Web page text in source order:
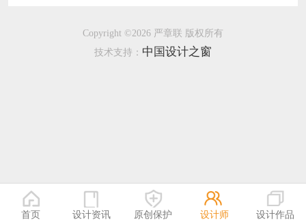
Copyright ©2026 严章联 版权所有
技术支持： 中国设计之窗
首页 设计资讯 原创保护 设计师 设计作品